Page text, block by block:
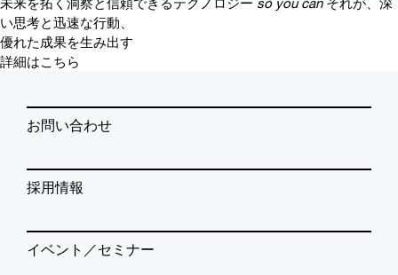
い思考と迅速な行動、
優れた成果を生み出す
詳細はこちら
お問い合わせ
採用情報
イベント／セミナー